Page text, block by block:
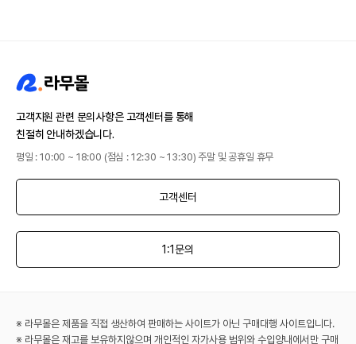
고객지원 관련 문의사항은 고객센터를 통해
친절히 안내하겠습니다.
평일 : 10:00 ~ 18:00 (점심 : 12:30 ~ 13:30) 주말 및 공휴일 휴무
고객센터
1:1문의
※ 라무몰은 제품을 직접 생산하여 판매하는 사이트가 아닌 구매대행 사이트입니다.
※ 라무몰은 재고를 보유하지않으며 개인적인 자가사용 범위와 수입양내에서만 구매